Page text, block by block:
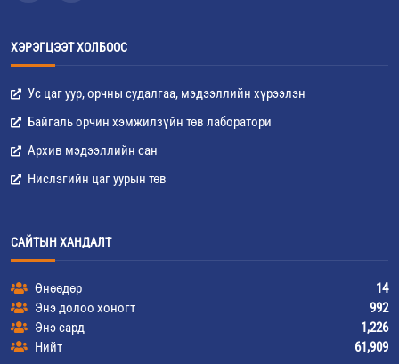
ХЭРЭГЦЭЭТ ХОЛБООС
Ус цаг уур, орчны судалгаа, мэдээллийн хүрээлэн
Байгаль орчин хэмжилзүйн төв лаборатори
Архив мэдээллийн сан
Нислэгийн цаг уурын төв
САЙТЫН ХАНДАЛТ
Өнөөдөр
14
Энэ долоо хоногт
992
Энэ сард
1,226
Нийт
61,909